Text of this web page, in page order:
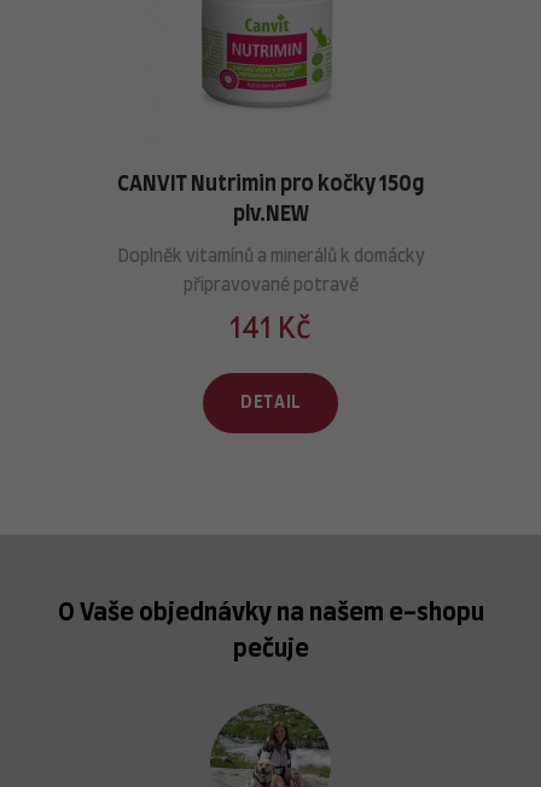
CANVIT Nutrimin pro kočky 150g
plv.NEW
Doplněk vitamínů a minerálů k domácky
připravované potravě
141 Kč
DETAIL
O Vaše objednávky na našem e-shopu
pečuje